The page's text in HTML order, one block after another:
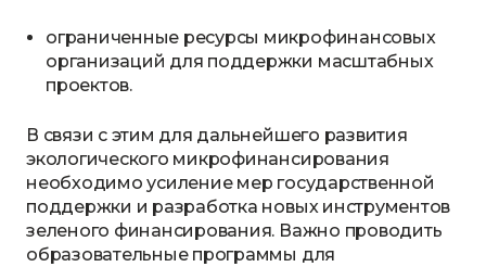
ограниченные ресурсы микрофинансовых
организаций для поддержки масштабных
проектов.
В связи с этим для дальнейшего развития
экологического микрофинансирования
необходимо усиление мер государственной
поддержки и разработка новых инструментов
зеленого финансирования. Важно проводить
образовательные программы для